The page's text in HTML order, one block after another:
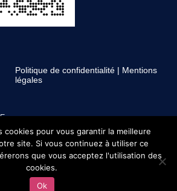
Politique de confidentialité| Mentions
légales
cookies pour vous garantir la meilleure
site. Si vous continuez à utiliser ce
que vous acceptez l'utilisation des
cookies.
Ok